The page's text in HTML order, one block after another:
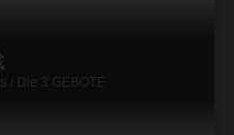
/ Die 3 GEBOTE